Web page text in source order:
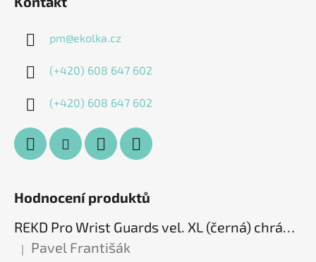
pm@ekolka.cz
(+420) 608 647 602
(+420) 608 647 602
Hodnocení produktů
REKD Pro Wrist Guards vel. XL (černá) chrániče zápěstí
Hodnocení produktu je 5 z 5 hvězdiček.
| Pavel Františák